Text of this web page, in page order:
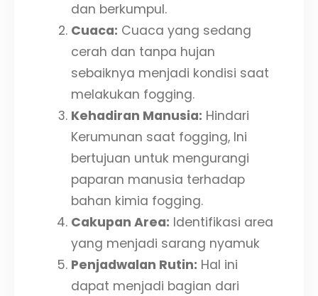
dan berkumpul.
Cuaca: Cuaca yang sedang
cerah dan tanpa hujan
sebaiknya menjadi kondisi saat
melakukan fogging.
Kehadiran Manusia: Hindari
Kerumunan saat fogging, Ini
bertujuan untuk mengurangi
paparan manusia terhadap
bahan kimia fogging.
Cakupan Area: Identifikasi area
yang menjadi sarang nyamuk
Penjadwalan Rutin: Hal ini
dapat menjadi bagian dari